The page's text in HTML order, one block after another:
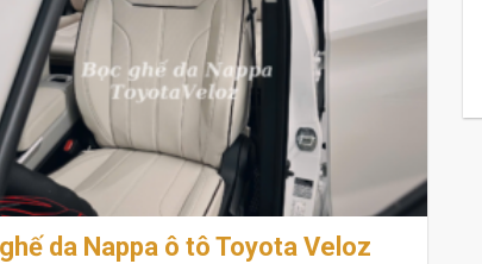
da Nappa ô tô Toyota Veloz